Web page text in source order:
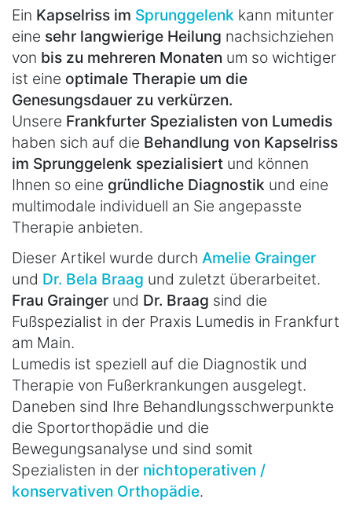
Ein Kapselriss im Sprunggelenk kann mitunter
eine sehr langwierige Heilung nachsichziehen
von bis zu mehreren Monaten um so wichtiger
ist eine optimale Therapie um die
Genesungsdauer zu verkürzen.
Unsere Frankfurter Spezialisten von Lumedis
haben sich auf die Behandlung von Kapselriss
im Sprunggelenk spezialisiert und können
Ihnen so eine gründliche Diagnostik und eine
multimodale individuell an Sie angepasste
Therapie anbieten.
Dieser Artikel wurde durch Amelie Grainger
und Dr. Bela Braag und zuletzt überarbeitet.
Frau Grainger und Dr. Braag sind die
Fußspezialist in der Praxis Lumedis in Frankfurt
am Main.
Lumedis ist speziell auf die Diagnostik und
Therapie von Fußerkrankungen ausgelegt.
Daneben sind Ihre Behandlungsschwerpunkte
die Sportorthopädie und die
Bewegungsanalyse und sind somit
Spezialisten in der nichtoperativen /
konservativen Orthopädie.